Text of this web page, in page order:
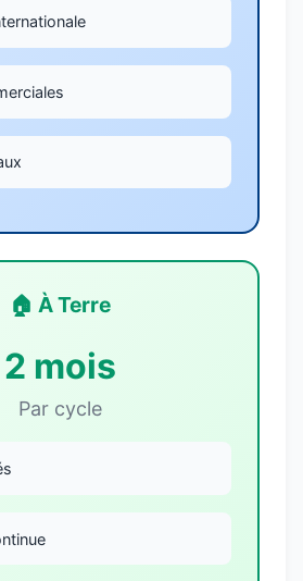
🏠 À Terre
2 mois
Par cycle